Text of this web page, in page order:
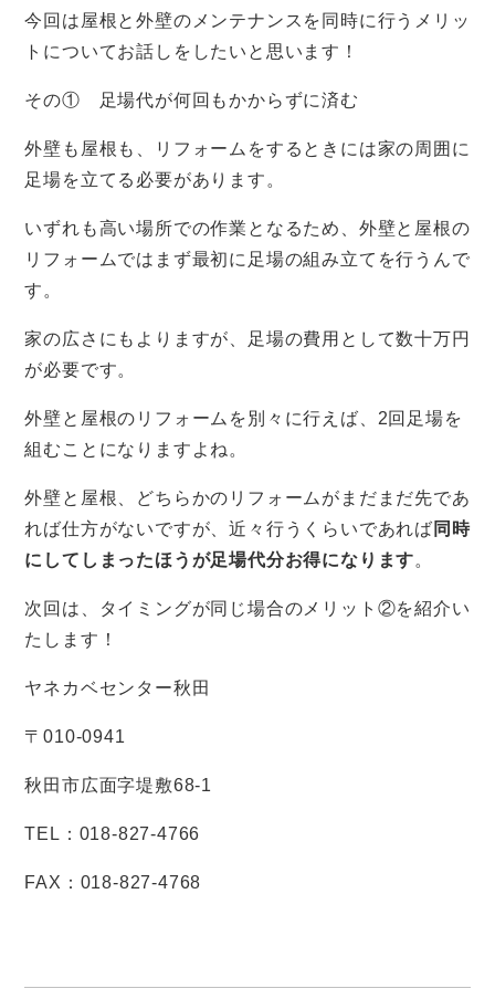
今回は屋根と外壁のメンテナンスを同時に行うメリッ
トについてお話しをしたいと思います！
その① 足場代が何回もかからずに済む
外壁も屋根も、リフォームをするときには家の周囲に
足場を立てる必要があります。
いずれも高い場所での作業となるため、外壁と屋根の
リフォームではまず最初に足場の組み立てを行うんで
す。
家の広さにもよりますが、足場の費用として数十万円
が必要です。
外壁と屋根のリフォームを別々に行えば、2回足場を
組むことになりますよね。
外壁と屋根、どちらかのリフォームがまだまだ先であ
れば仕方がないですが、近々行うくらいであれば 同時
にしてしまったほうが足場代分お得になります。
次回は、タイミングが同じ場合のメリット②を紹介い
たします！
ヤネカベセンター秋田
〒010-0941
秋田市広面字堤敷68-1
TEL ： 018-827-4766
FAX ： 018-827-4768